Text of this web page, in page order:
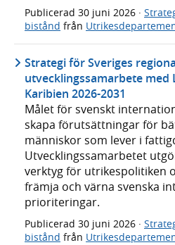
Publicerad 30 juni 2026 ·
bistånd från
Strategi för Sveriges
utvecklingssamarbete med
Karibien 2026-2031
Målet för svenskt
skapa förutsättningar för
människor som lever i
Utvecklingssamarbetet
verktyg för utrikespolitiken
främja och värna svenska
prioriteringar.
Publicerad 30 juni 2026 ·
bistånd från